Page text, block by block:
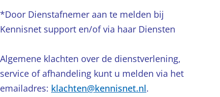
*Door Dienstafnemer aan te melden bij
Kennisnet support en/of via haar Diensten
Algemene klachten over de dienstverlening,
service of afhandeling kunt u melden via het
emailadres: klachten@kennisnet.nl.